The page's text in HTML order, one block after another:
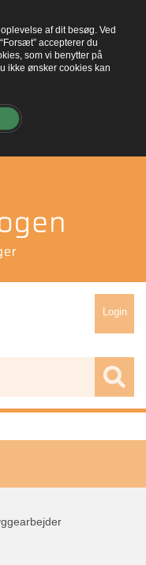
af dit besøg. Ved
accepterer du
som vi benytter på
ikke ønsker cookies kan
Login